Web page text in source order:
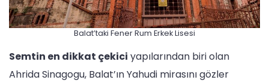
Balat’taki Fener Rum Erkek Lisesi
Semtin en dikkat çekici yapılarından biri olan
Ahrida Sinagogu, Balat’ın Yahudi mirasını gözler